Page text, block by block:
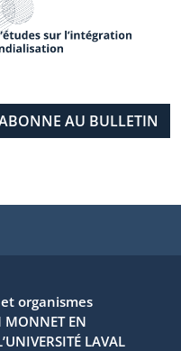
organismes
MONNET EN
LAVAL